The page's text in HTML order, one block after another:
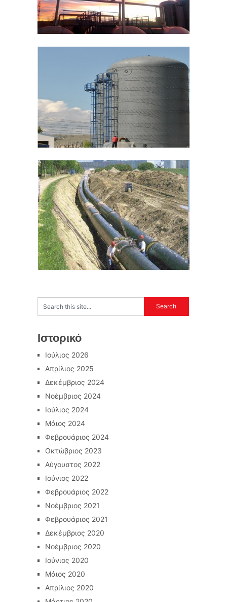
Ιστορικό
Ιούλιος 2026
Απρίλιος 2025
Δεκέμβριος 2024
Νοέμβριος 2024
Ιούλιος 2024
Μάιος 2024
Φεβρουάριος 2024
Οκτώβριος 2023
Αύγουστος 2022
Ιούνιος 2022
Φεβρουάριος 2022
Νοέμβριος 2021
Φεβρουάριος 2021
Δεκέμβριος 2020
Νοέμβριος 2020
Ιούνιος 2020
Μάιος 2020
Απρίλιος 2020